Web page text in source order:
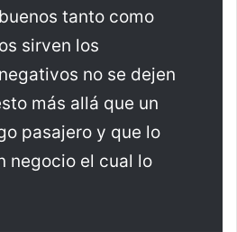
tanto como
sirven los
no se dejen
más allá que un
pasajero y que lo
negocio el cual lo